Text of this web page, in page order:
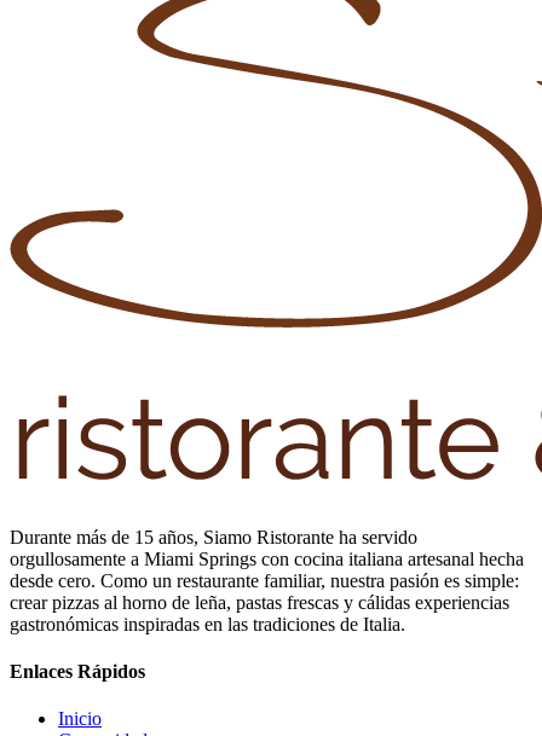
Durante más de 15 años, Siamo Ristorante ha servido
orgullosamente a Miami Springs con cocina italiana artesanal hecha
desde cero. Como un restaurante familiar, nuestra pasión es simple:
crear pizzas al horno de leña, pastas frescas y cálidas experiencias
gastronómicas inspiradas en las tradiciones de Italia.
Enlaces Rápidos
Inicio